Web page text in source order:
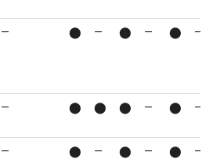
— ⬤ — ⬤ — ⬤ —
— ⬤ ⬤ ⬤ — ⬤ —
— ⬤ — ⬤ — ⬤ —